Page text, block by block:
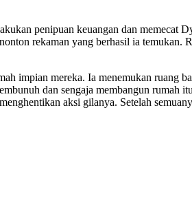
penipuan keuangan dan
rekaman yang berhasil ia
impian mereka. Ia menemukan ruang
dan sengaja membangun rumah
aksi gilanya. Setelah